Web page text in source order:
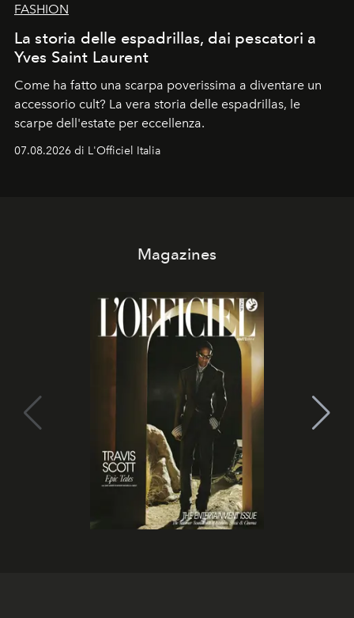
FASHION
La storia delle espadrillas, dai pescatori a
Yves Saint Laurent
Come ha fatto una scarpa poverissima a diventare un
accessorio cult? La vera storia delle espadrillas, le
scarpe dell'estate per eccellenza.
07.08.2026 di L'Officiel Italia
Magazines